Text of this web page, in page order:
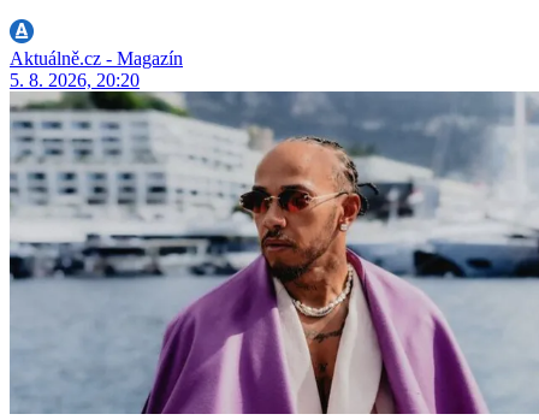
Aktuálně.cz - Magazín
5. 8. 2026, 20:20